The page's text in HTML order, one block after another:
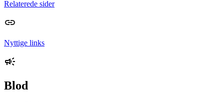
Relaterede sider
Nyttige links
Blod